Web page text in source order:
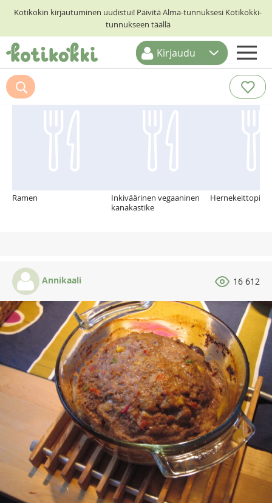
Kotikokin kirjautuminen uudistui! Päivitä Alma-tunnuksesi Kotikokki-
tunnukseen täällä
ETUSIVU
RESEPTIHAKU
Kirjaudu
Suosittelemme myös
Ramen
Inkiväärinen vegaaninen
kanakastike
Annikaali 16 612